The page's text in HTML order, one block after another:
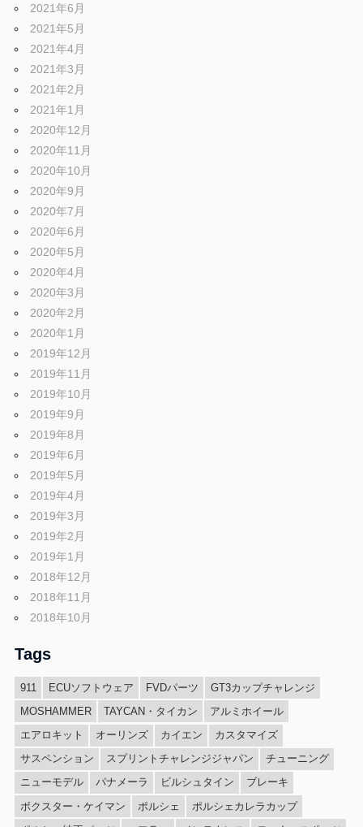
2021年6月
2021年5月
2021年4月
2021年3月
2021年2月
2021年1月
2020年12月
2020年11月
2020年10月
2020年9月
2020年7月
2020年6月
2020年5月
2020年4月
2020年3月
2020年2月
2020年1月
2019年12月
2019年11月
2019年10月
2019年9月
2019年8月
2019年6月
2019年5月
2019年4月
2019年3月
2019年2月
2019年1月
2018年12月
2018年11月
2018年10月
Tags
911 ECUソフトウェア FVDパーツ
GT3カップチャレンジ
MOSHAMMER
TAYCAN・タイカン
アルミホイール
エアロキット
オーリンズ カイエン
カスタマイズ
サスペンション
スプリントチャレンジジャパン
チューニング
ニューモデル
パナメーラ ビルシュタイン
ブレーキ
ボクスター・ケイマン
ポルシェ
ポルシェカレラカップ